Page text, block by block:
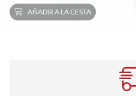
AÑADIR A LA CESTA